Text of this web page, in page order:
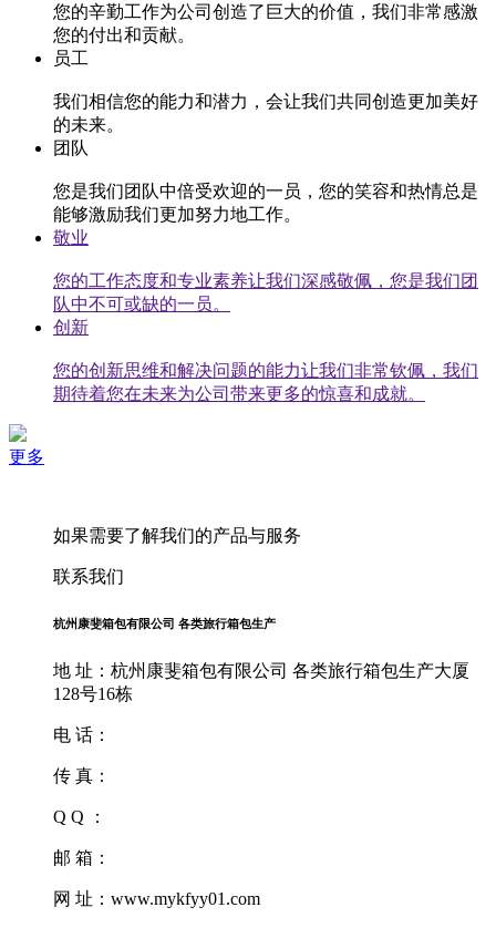
您的辛勤工作为公司创造了巨大的价值，我们非常感激
您的付出和贡献。
员工
我们相信您的能力和潜力，会让我们共同创造更加美好
的未来。
团队
您是我们团队中倍受欢迎的一员，您的笑容和热情总是
能够激励我们更加努力地工作。
敬业
您的工作态度和专业素养让我们深感敬佩，您是我们团
队中不可或缺的一员。
创新
您的创新思维和解决问题的能力让我们非常钦佩，我们
期待着您在未来为公司带来更多的惊喜和成就。
更多
如果需要了解我们的产品与服务
联系我们
杭州康斐箱包有限公司 各类旅行箱包生产
地 址：杭州康斐箱包有限公司 各类旅行箱包生产大厦
128号16栋
电 话：
传 真：
Q Q ：
邮 箱：
网 址：www.mykfyy01.com